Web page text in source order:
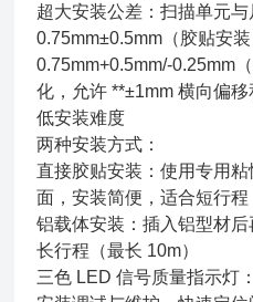
超大安装公差：扫描单元
0.75mm±0.5mm（胶贴安
0.75mm+0.5mm/-0.25mm
化，允许 **±1mm 横向偏
低安装难度
两种安装方式：
直接胶贴安装：使用专用
面，安装简便，适合短行程
铝载体安装：插入铝型材
长行程（最长 10m）
三色 LED 信号质量指示灯